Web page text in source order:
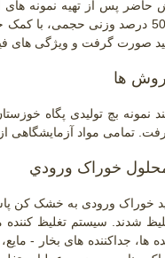
حاضر پس از تهیه نمونه
صورت گرفت و ویژگی های
روش ها
چند نمونه بچ تولیدی پگاه
تمامی مواد آزمایشگاهی
خوراک ورودي
شدند. سیستم تغلیظ
ها، جداکننده های بخار
-